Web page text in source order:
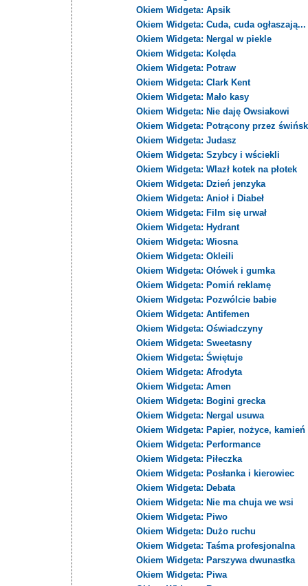
Okiem Widgeta: Apsik
Okiem Widgeta: Cuda, cuda ogłaszają...
Okiem Widgeta: Nergal w piekle
Okiem Widgeta: Kolęda
Okiem Widgeta: Potraw
Okiem Widgeta: Clark Kent
Okiem Widgeta: Mało kasy
Okiem Widgeta: Nie daję Owsiakowi
Okiem Widgeta: Potrącony przez
Okiem Widgeta: Judasz
Okiem Widgeta: Szybcy i wściekli
Okiem Widgeta: Wlazł kotek na płotek
Okiem Widgeta: Dzień jenzyka
Okiem Widgeta: Anioł i Diabeł
Okiem Widgeta: Film się urwał
Okiem Widgeta: Hydrant
Okiem Widgeta: Wiosna
Okiem Widgeta: Okleili
Okiem Widgeta: Ołówek i gumka
Okiem Widgeta: Pomiń reklamę
Okiem Widgeta: Pozwólcie babie
Okiem Widgeta: Antifemen
Okiem Widgeta: Oświadczyny
Okiem Widgeta: Sweetasny
Okiem Widgeta: Świętuje
Okiem Widgeta: Afrodyta
Okiem Widgeta: Amen
Okiem Widgeta: Bogini grecka
Okiem Widgeta: Nergal usuwa
Okiem Widgeta: Papier, nożyce, kamień
Okiem Widgeta: Performance
Okiem Widgeta: Piłeczka
Okiem Widgeta: Posłanka i kierowiec
Okiem Widgeta: Debata
Okiem Widgeta: Nie ma chuja we wsi
Okiem Widgeta: Piwo
Okiem Widgeta: Dużo ruchu
Okiem Widgeta: Taśma profesjonalna
Okiem Widgeta: Parszywa dwunastka
Okiem Widgeta: Piwa